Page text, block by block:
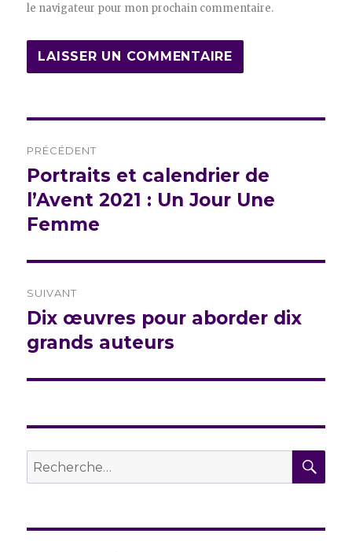
le navigateur pour mon prochain commentaire.
de
l’article
PRÉCÉDENT
Publication
précédente :
Portraits et calendrier de
l’Avent 2021 : Un Jour Une
Femme
SUIVANT
Publication
suivante :
Dix œuvres pour aborder dix
grands auteurs
Recherche
pour :